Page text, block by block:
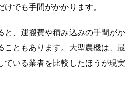
でも手間がかかります。
と、運搬費や積み込みの手間がか
こともあります。大型農機は、最
ている業者を比較したほうが現実